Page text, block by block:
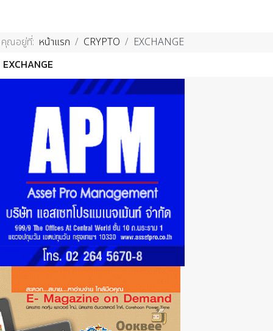
คุณอยู่ที่: หน้าแรก CRYPTO
EXCHANGE
EXCHANGE